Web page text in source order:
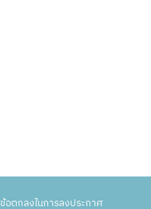
ข้อตกลงในการลงประกาศ